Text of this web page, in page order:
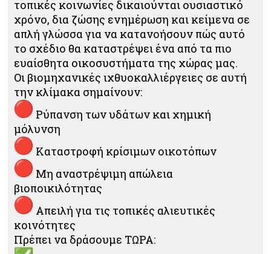
τοπικές κοινωνίες δικαιούνται ουσιαστικό
χρόνο, δια ζώσης ενημέρωση και κείμενα σε
απλή γλώσσα για να κατανοήσουν πώς αυτό
το σχέδιο θα καταστρέψει ένα από τα πιο
ευαίσθητα οικοσυστήματα της χώρας μας.
Οι βιομηχανικές ιχθυοκαλλιέργειες σε αυτή
την κλίμακα σημαίνουν:
Ρύπανση των υδάτων και χημική
μόλυνση
Καταστροφή κρίσιμων οικοτόπων
Μη αναστρέψιμη απώλεια
βιοποικιλότητας
Απειλή για τις τοπικές αλιευτικές
κοινότητες
Πρέπει να δράσουμε ΤΩΡΑ: